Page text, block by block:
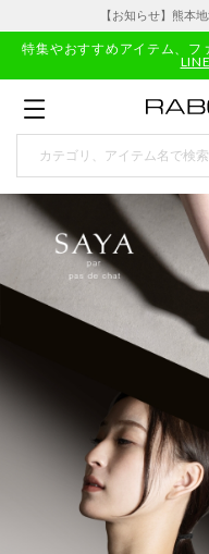
【お知らせ】熊本
特集やおすすめアイテム、フ